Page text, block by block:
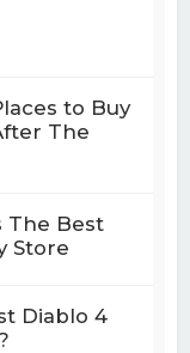
to Buy
The
The Best
Store
Diablo 4